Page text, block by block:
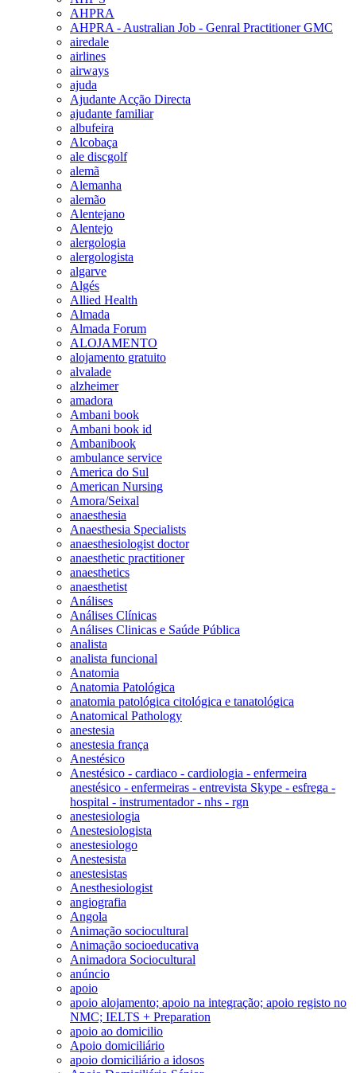
AHPRA
AHPRA - Australian Job - Genral Practitioner GMC
airedale
airlines
airways
ajuda
Ajudante Acção Directa
ajudante familiar
albufeira
Alcobaça
ale discgolf
alemã
Alemanha
alemão
Alentejano
Alentejo
alergologia
alergologista
algarve
Algés
Allied Health
Almada
Almada Forum
ALOJAMENTO
alojamento gratuito
alvalade
alzheimer
amadora
Ambani book
Ambani book id
Ambanibook
ambulance service
America do Sul
American Nursing
Amora/Seixal
anaesthesia
Anaesthesia Specialists
anaesthesiologist doctor
anaesthetic practitioner
anaesthetics
anaesthetist
Análises
Análises Clínicas
Análises Clinicas e Saúde Pública
analista
analista funcional
Anatomia
Anatomia Patológica
anatomia patológica citológica e tanatológica
Anatomical Pathology
anestesia
anestesia frança
Anestésico
Anestésico - cardiaco - cardiologia - enfermeira
anestésico - enfermeiras - entrevista Skype - esfrega -
hospital - instrumentador - nhs - rgn
anestesiologia
Anestesiologista
anestesiologo
Anestesista
anestesistas
Anesthesiologist
angiografia
Angola
Animação sociocultural
Animação socioeducativa
Animadora Sociocultural
anúncio
apoio
apoio alojamento; apoio na integração; apoio registo no
NMC; IELTS + Preparation
apoio ao domicilio
Apoio domiciliário
apoio domiciliário a idosos